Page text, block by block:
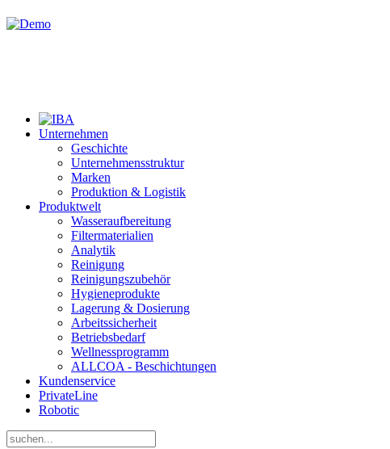
Unternehmen
Geschichte
Unternehmensstruktur
Marken
Produktion & Logistik
Produktwelt
Wasseraufbereitung
Filtermaterialien
Analytik
Reinigung
Reinigungszubehör
Hygieneprodukte
Lagerung & Dosierung
Arbeitssicherheit
Betriebsbedarf
Wellnessprogramm
ALLCOA - Beschichtungen
Kundenservice
PrivateLine
Robotic